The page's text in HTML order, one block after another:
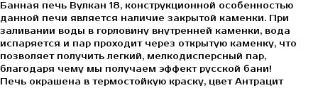
Банная печь Вулкан 18, конструкционной особенностью
данной печи является наличие закрытой каменки. При
заливании воды в горловину внутренней каменки, вода
испаряется и пар проходит через открытую каменку, что
позволяет получить легкий, мелкодисперсный пар,
благодаря чему мы получаем эффект русской бани!
Печь окрашена в термостойкую краску, цвет Антрацит